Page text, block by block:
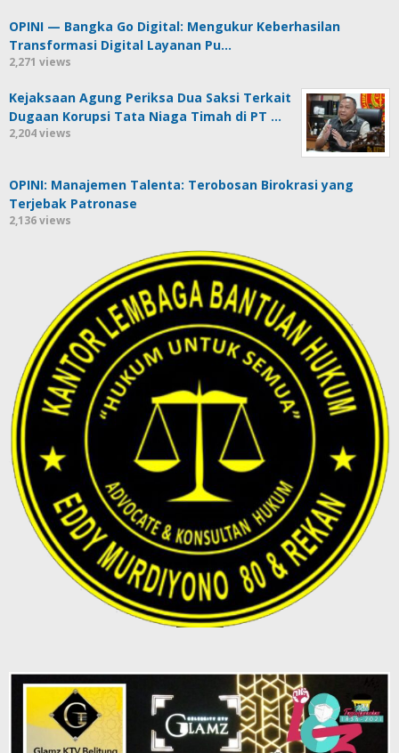
OPINI — Bangka Go Digital: Mengukur Keberhasilan
Transformasi Digital Layanan Pu…
2,271 views
Kejaksaan Agung Periksa Dua Saksi Terkait
Dugaan Korupsi Tata Niaga Timah di PT …
2,204 views
OPINI: Manajemen Talenta: Terobosan Birokrasi yang
Terjebak Patronase
2,136 views